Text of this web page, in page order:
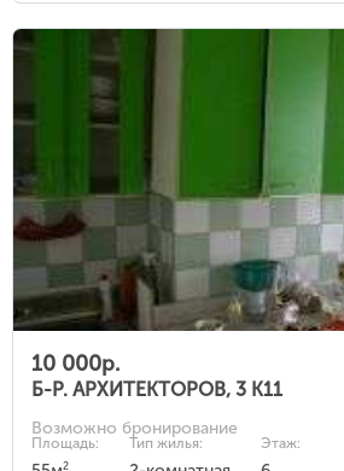
10 000р.
Б-Р. АРХИТЕКТОРОВ, 3 К11
Возможно бронирование
Площадь:
2
Тип жилья: Этаж: